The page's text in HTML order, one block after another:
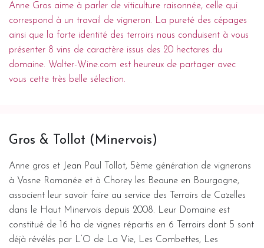
Anne Gros aime à parler de viticulture raisonnée, celle qui
correspond à un travail de vigneron. La pureté des cépages
ainsi que la forte identité des terroirs nous conduisent à vous
présenter 8 vins de caractère issus des 20 hectares du
domaine. Walter-Wine.com est heureux de partager avec
vous cette très belle sélection.
Gros & Tollot (Minervois)
Anne gros et Jean Paul Tollot, 5ème génération de vignerons
à Vosne Romanée et à Chorey les Beaune en Bourgogne,
associent leur savoir faire au service des Terroirs de Cazelles
dans le Haut Minervois depuis 2008. Leur Domaine est
constitué de 16 ha de vignes répartis en 6 Terroirs dont 5 sont
déjà révélés par L’O de La Vie, Les Combettes, Les